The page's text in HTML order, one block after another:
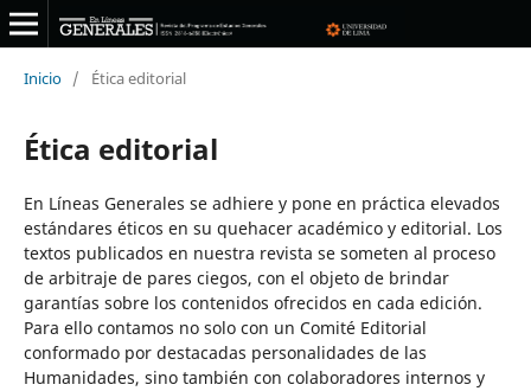
Inicio / Ética editorial
Ética editorial
En Líneas Generales se adhiere y pone en práctica elevados
estándares éticos en su quehacer académico y editorial. Los
textos publicados en nuestra revista se someten al proceso
de arbitraje de pares ciegos, con el objeto de brindar
garantías sobre los contenidos ofrecidos en cada edición.
Para ello contamos no solo con un Comité Editorial
conformado por destacadas personalidades de las
Humanidades, sino también con colaboradores internos y